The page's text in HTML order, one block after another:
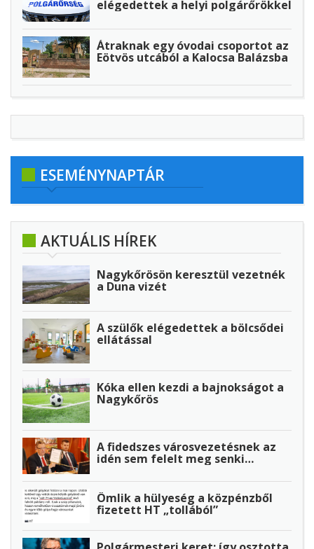
elégedettek a helyi polgárőrökkel
Átraknak egy óvodai csoportot az
Eötvös utcából a Kalocsa Balázsba
ESEMÉNYNAPTÁR
AKTUÁLIS HÍREK
Nagykőrösön keresztül vezetnék
a Duna vizét
A szülők elégedettek a bölcsődei
ellátással
Kóka ellen kezdi a bajnokságot a
Nagykőrös
A fidedszes városvezetésnek az
idén sem felelt meg senki…
Ömlik a hülyeség a közpénzből
fizetett HT „tollából”